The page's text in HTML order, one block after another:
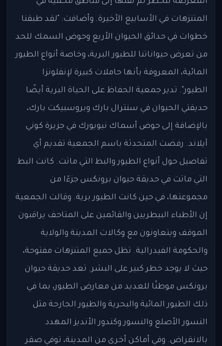
المتنزهات في الأسابيع الأخيرة. وأضافت: "لقد طبقنا
خطوات في حدائق الحيوان الأربع وحوض السمك للحد
من تعرض حيواناتنا للطيور البرية، وخاصة أنواع الطيور
المائية، المعروفة بأنها حاملات كبيرة لإنفلونزا
الطيور". تدير جمعية الحفاظ على الحياة البرية أيضًا
حديقتي الحيوان في سنترال بارك وبروسبيكت بارك،
بالإضافة إلى حوض أسماك نيويورك في جزيرة كوني
آيلاند. رفضت المتحدثة باسم الجمعية تقديم أي
تفاصيل حول أنواع الطيور والبط التي ماتت. كانت البط
التي ماتت في حديقة حيوان برونكس جزءًا من
مجموعتها، في حين كانت الطيور برية. وقالت الجمعية
إن الأطباء البيطريين والقائمين على المتاحف يراقبون
الموقف ويتعاونون مع وكالات المدينة والولاية
والحكومة الفيدرالية. تظل جميع المتنزهات مفتوحة،
حيث لا يوجد خطر كبير على البشر. تعد حديقة حيوان
برونكس موطنًا للعديد من معارض الطيور، بما في
ذلك الطيور المائية والبحرية والطيور الجارحة مثل
النسور الأصلع والنسور وكندور الأنديز المهدد
بالانقراض. وفي أماكن أخرى من المدينة، توفي صقر